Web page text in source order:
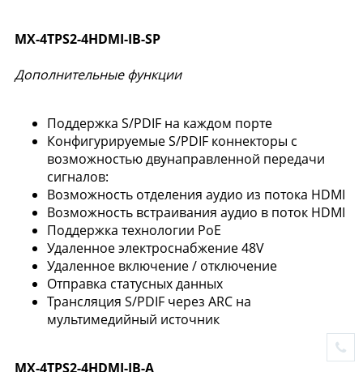
MX-4TPS2-4HDMI-IB-SP
Дополнительные функции
Поддержка S/PDIF на каждом порте
Конфигурируемые S/PDIF коннекторы с
возможностью двунаправленной передачи
сигналов:
Возможность отделения аудио из потока HDMI
Возможность встраивания аудио в поток HDMI
Поддержка технологии PoE
Удаленное электроснабжение 48V
Удаленное включение / отключение
Отправка статусных данных
Трансляция S/PDIF через ARC на
мультимедийный источник
MX-4TPS2-4HDMI-IB-A